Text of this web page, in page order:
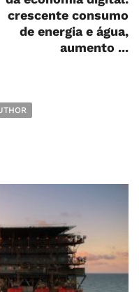
crescente consumo
de energia e água,
aumento ...